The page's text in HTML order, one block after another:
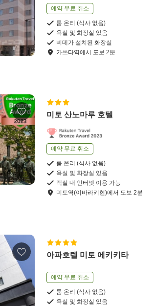
예약 무료 취소
룸 온리 (식사 없음)
욕실 및 화장실 있음
비데가 설치된 화장실
가쓰타역에서 도보 2분
미토 산노마루 호텔
예약 무료 취소
룸 온리 (식사 없음)
욕실 및 화장실 있음
객실 내 인터넷 이용 가능
미토역(이바라키현)에서 도보 2분
아파호텔 미토 에키키타
예약 무료 취소
룸 온리 (식사 없음)
욕실 및 화장실 있음